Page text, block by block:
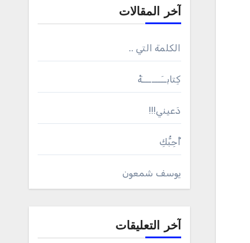
آخر المقالات
الكلمة التي ..
كِتابــَــــــةْ
دَعيني!!!
أُحِبُّكِ
يوسف شمعون
آخر التعليقات